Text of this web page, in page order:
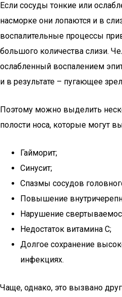
Если сосуды тонкие или
насморке они лопаются и в
воспалительные процессы
большого количества слизи.
ослабленный воспалением
и в результате – пугающее
Поэтому можно выделить
полости носа, которые могут
Гайморит;
Синусит;
Спазмы сосудов
Повышение
Нарушение
Недостаток витамина С;
Долгое сохранение
инфекциях.
Чаще, однако, это вызвано